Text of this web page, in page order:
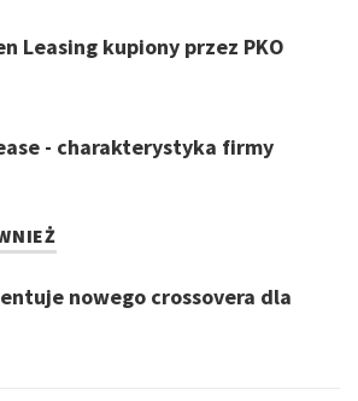
Leasing kupiony przez PKO
- charakterystyka firmy
nowego crossovera dla